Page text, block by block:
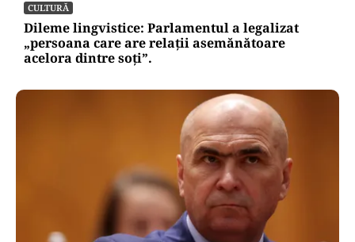
CULTURĂ
Dileme lingvistice: Parlamentul a legalizat
„persoana care are relații asemănătoare
acelora dintre soți”.